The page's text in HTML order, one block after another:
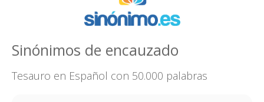
Sinónimos de encauzado
Tesauro en Español con 50.000 palabras